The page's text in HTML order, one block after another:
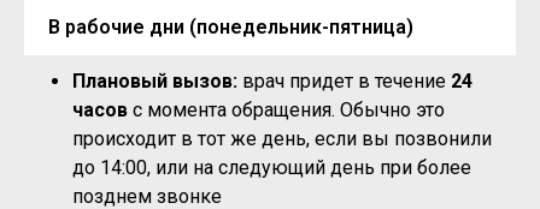
В рабочие дни (понедельник-пятница)
Плановый вызов: врач придет в течение 24
часов с момента обращения. Обычно это
происходит в тот же день, если вы позвонили
до 14:00, или на следующий день при более
позднем звонке